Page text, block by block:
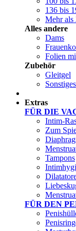
136 bis
Mehr als
Alles andere
Dams
Folien
Zubehör
Gleitgel
Sonstiges
Extras
FÜR DIE
Intim-
Zum
Tampons
FÜR DEN